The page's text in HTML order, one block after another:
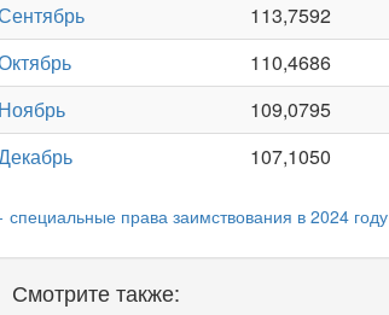
113,7592
110,4686
Ноябрь
109,0795
107,1050
права заимствования в 2024 году
Смотрите также: